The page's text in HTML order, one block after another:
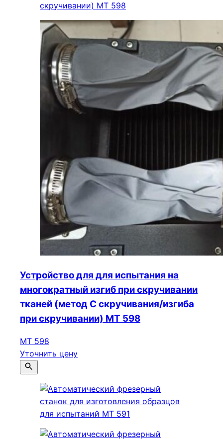
Устройство для для испытания на
многократный изгиб при скручивании
тканей (метод С скручивания/изгиба
при скручивании) МТ 598
МТ 598
Уточнить цену